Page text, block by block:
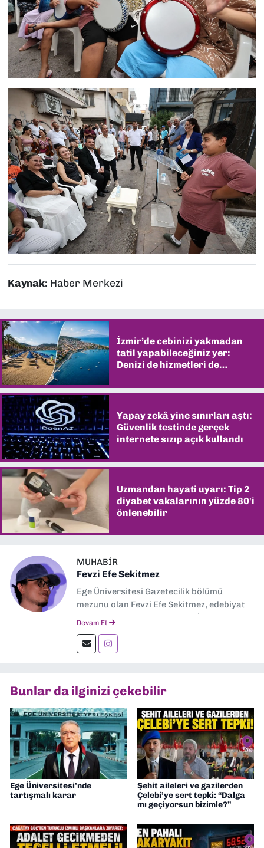
Kaynak: Haber Merkezi
İzmir’de cebinizi yakmadan
tatil yapabileceğiniz yer:
Denizi de hizmetleri de
Yapay zekâ yine sınırları aştı:
Güvenlik testinde gerçek
internete sızıp açık kullandı
Uzmandan hayati uyarı: Tip 2
diyabet vakalarının yüzde 80'i
önlenebilir
MUHABIR
Fevzi Efe Sekitmez
Ege Üniversitesi Gazetecilik bölümü
mezunu olan Fevzi Efe Sekitmez, edebiyat
ve sinema ile ilgilenmektedir. İzmir'de
editör, muhabir olarak çalıştı.
Devam Et
Bunlar da ilginizi çekebilir
Ege Üniversitesi’nde
tartışmalı karar
Şehit aileleri ve gazilerden
Çelebi’ye sert tepki: “Dalga
mı geçiyorsun bizimle?”